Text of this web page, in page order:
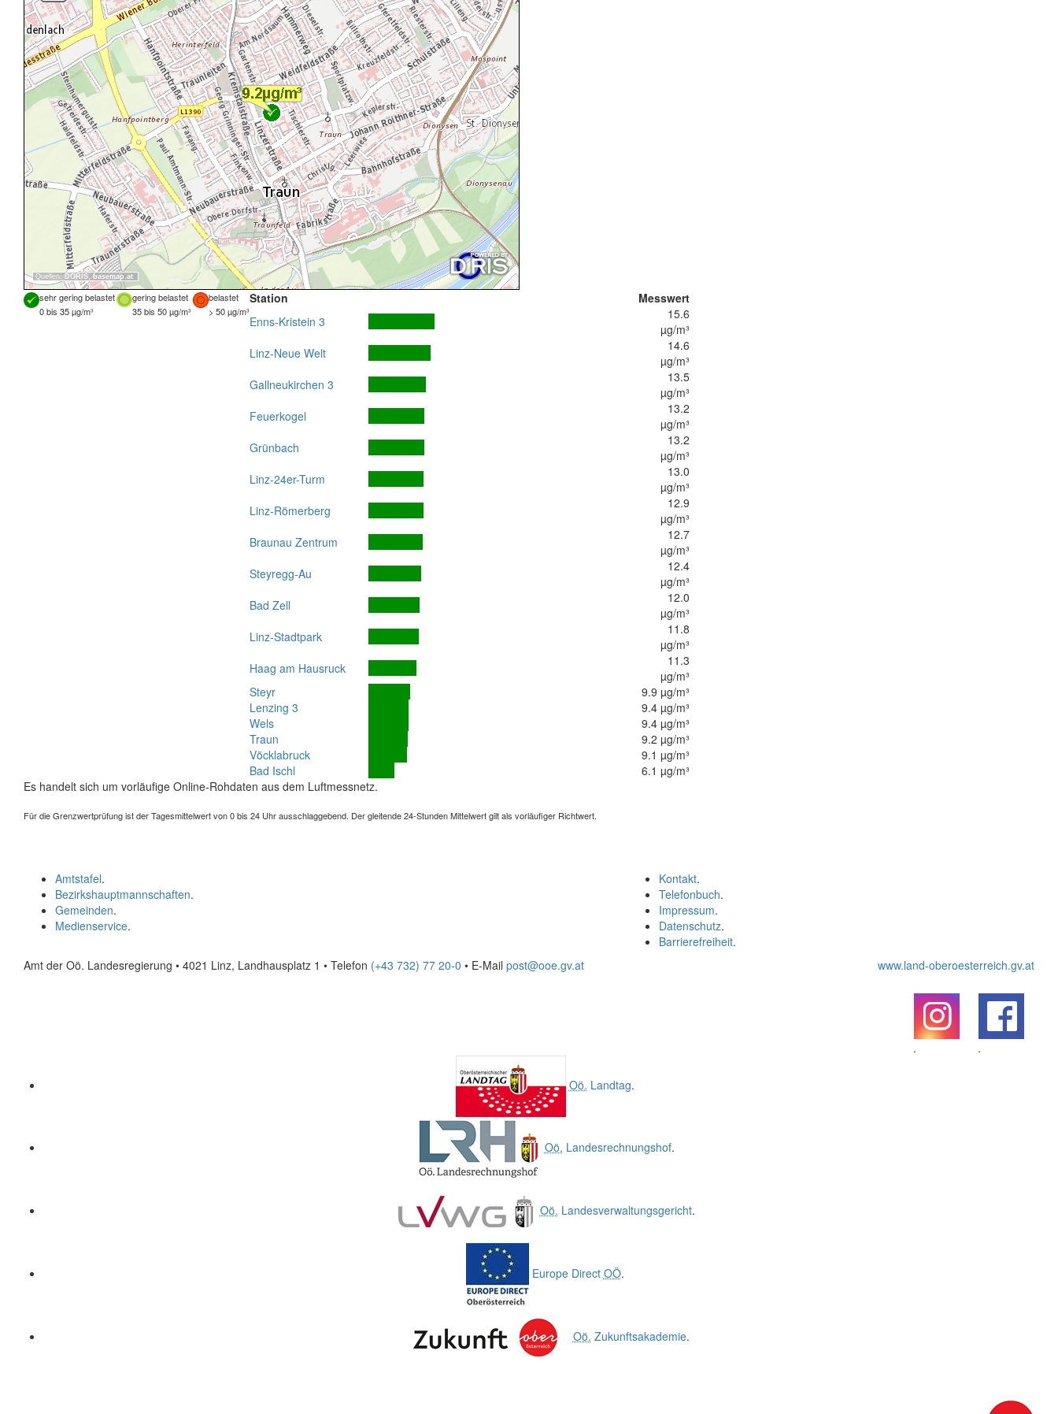
Quellen: DORIS, basemap.at
sehr gering belastet gering belastet
belastet
0 bis 35 µg/m³
35 bis 50 µg/m³ > 50 µg/m³
Station
Messwert
Enns-Kristein 3
15.6
µg/m³
Linz-Neue Welt
14.6
µg/m³
Gallneukirchen 3
13.5
µg/m³
Feuerkogel
13.2
µg/m³
Grünbach
13.2
µg/m³
Linz-24er-Turm
13.0
µg/m³
Linz-Römerberg
12.9
µg/m³
Braunau Zentrum
12.7
µg/m³
Steyregg-Au
12.4
µg/m³
Bad Zell
12.0
µg/m³
Linz-Stadtpark
11.8
µg/m³
Haag am Hausruck
11.3
µg/m³
Steyr
9.9 µg/m³
Lenzing 3
9.4 µg/m³
Wels
9.4 µg/m³
Traun
9.2 µg/m³
Vöcklabruck
9.1 µg/m³
Bad Ischl
6.1 µg/m³
Es handelt sich um vorläufige Online-Rohdaten aus dem Luftmessnetz.
Für die Grenzwertprüfung ist der Tagesmittelwert von 0 bis 24 Uhr ausschlaggebend. Der gleitende 24-Stunden Mittelwert gilt als vorläufiger Richtwert.
Kontakt.
Telefonbuch.
Impressum.
Datenschutz.
Barrierefreiheit.
Amtstafel.
Bezirkshauptmannschaften.
Gemeinden.
Medienservice.
Amt der Oö. Landesregierung • 4021 Linz, Landhausplatz 1 • Telefon (+43 732) 77 20-0 • E-Mail post@ooe.gv.at www.land-oberoesterreich.gv.at
.
.
Oö. Landtag.
Oö. Landesrechnungshof.
Oö. Landesverwaltungsgericht.
Europe Direct OÖ.
Oö. Zukunftsakademie.